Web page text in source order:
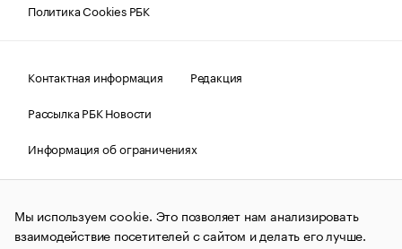
Политика Cookies РБК
Контактная информация
Редакция
Рассылка РБК Новости
Информация об ограничениях
Правовая информация
О соблюдении авторских прав
© АО «РОСБИЗНЕСКОНСАЛТИНГ»,1995–2026.Сообщения
и материалы информационного агентства «РБК»
Мы используем cookie. Это позволяет нам анализировать
взаимодействие посетителей с сайтом и делать его лучше.